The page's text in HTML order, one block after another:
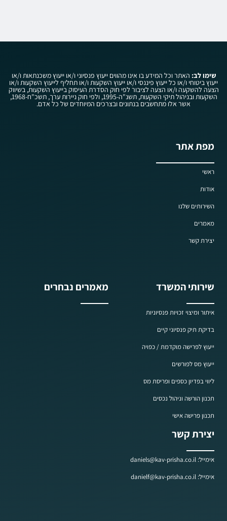
שימו לב: האתר וכל המידע בו אינו מהווים ייעוץ פנסיוני ו/או ייעוץ משכנתאות ו/או
ייעוץ ביטוחי ו/או כל ייעוץ פיננסי ו/או ייעוץ השקעות ו/או תחליף לייעוץ השקעות ו/או
הצעה להשקעה ו/או הצעה לציבור לפי חוק הסדרת העיסוק בייעוץ השקעות, בשיווק
השקעות ובניהול תיקי השקעות, תשנ"ה-1995, ולפי חוק ניירות ערך, תשכ"ח-1968,
אשר אלו מתחשבים בנתונים ובצרכים המיוחדים של כל אדם.
מפת אתר
ראשי
אודות
השירותים שלנו
מאמרים
יצירת קשר
שירותי המשרד
איתור ומיצוי זכויות פנסיוניות
בדיקת תיק פנסיוני קיים
ייעוץ לפרישה מוקדמת / כפויה
ייעוץ מס לפורשים
ליווי בפדיון כספים ופריסת מס
תכנון הורשה וניהול נכסים
תכנון פרישה אישי
מאמרים נבחרים
יצירת קשר
אימייל: daniels@kav-prisha.co.il
אימייל: danielf@kav-prisha.co.il